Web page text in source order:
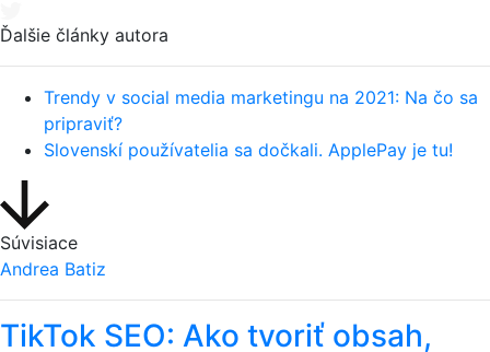
Ďalšie články autora
Trendy v social media marketingu na 2021: Na čo sa
pripraviť?
Slovenskí používatelia sa dočkali. ApplePay je tu!
Súvisiace
Andrea Batiz
TikTok SEO: Ako tvoriť obsah,